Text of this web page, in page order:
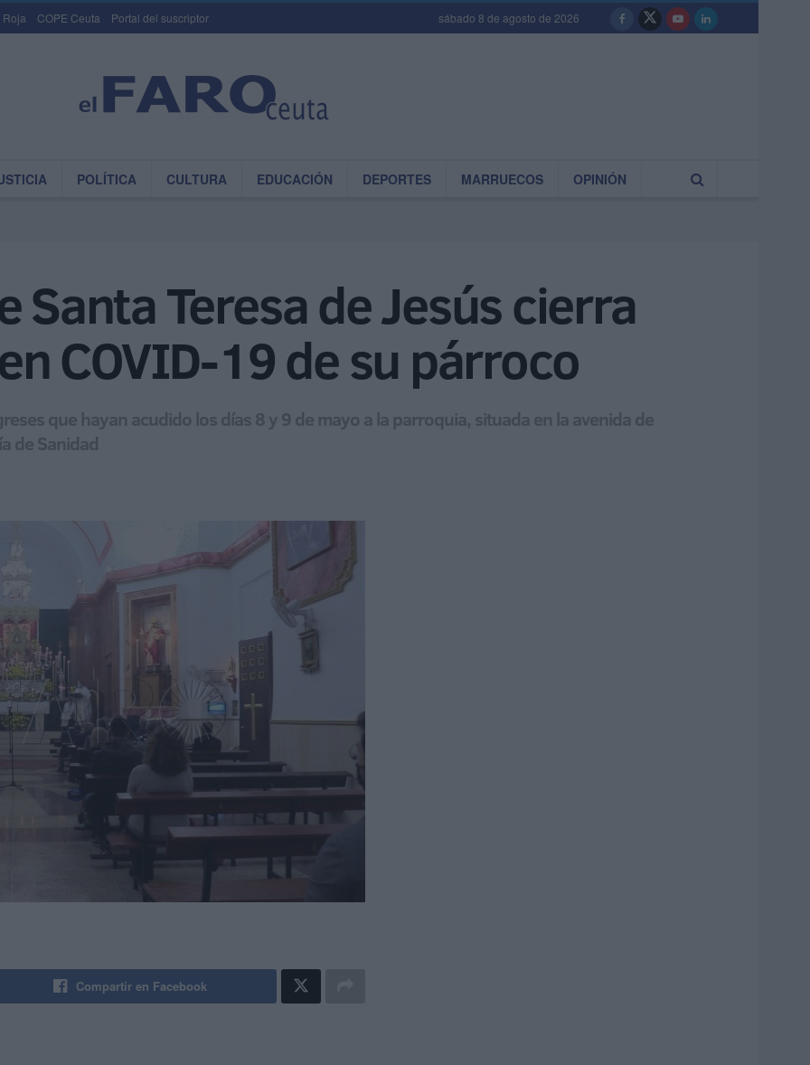
Roja COPE Ceuta Portal del suscriptor sábado 8 de agosto de 2026
POLÍTICA CULTURA EDUCACIÓN DEPORTES MARRUECOS OPINIÓN
Santa Teresa de Jesús cierra
COVID-19 de su párroco
que hayan acudido los días 8 y 9 de mayo a la parroquia, situada en la avenida de
de Sanidad
Compartir en Facebook